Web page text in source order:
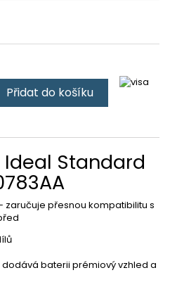
Přidat do košíku
Standard
zaručuje přesnou kompatibilitu s
baterii prémiový vzhled a